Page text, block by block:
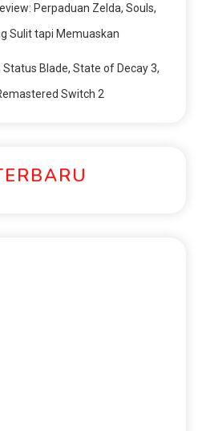
Perpaduan Zelda, Souls,
Sulit tapi Memuaskan
Status Blade, State of Decay 3,
Switch 2